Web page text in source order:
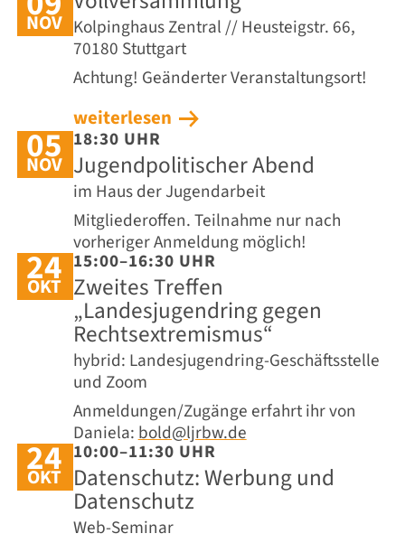
NOV Kolpinghaus Zentral // Heusteigstr. 66,
70180 Stuttgart
Achtung! Geänderter Veranstaltungsort!
weiterlesen
05
NOV
18:30 UHR
Jugendpolitischer Abend
im Haus der Jugendarbeit
Mitgliederoffen. Teilnahme nur nach
vorheriger Anmeldung möglich!
24
OKT
15:00–16:30 UHR
Zweites Treffen
„Landesjugendring gegen
Rechtsextremismus“
hybrid: Landesjugendring-Geschäftsstelle
und Zoom
Anmeldungen/Zugänge erfahrt ihr von
Daniela:bold@ljrbw.de
24
OKT
10:00–11:30 UHR
Datenschutz: Werbung und
Datenschutz
Web-Seminar